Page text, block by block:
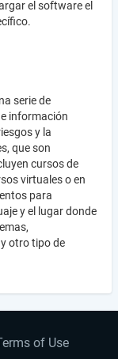
el software el
serie de
información
y la
que son
cursos de
virtuales o en
para
y el lugar donde
otro tipo de
of Use